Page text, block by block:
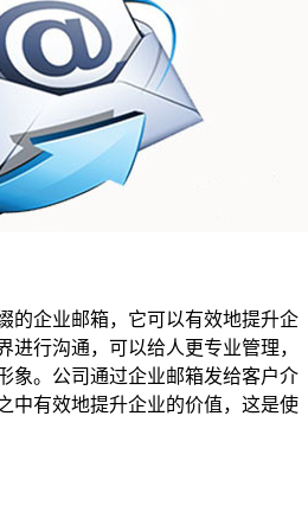
的企业邮箱，它可以有效地提升企
进行沟通，可以给人更专业管理，
象。公司通过企业邮箱发给客户介
中有效地提升企业的价值，这是使